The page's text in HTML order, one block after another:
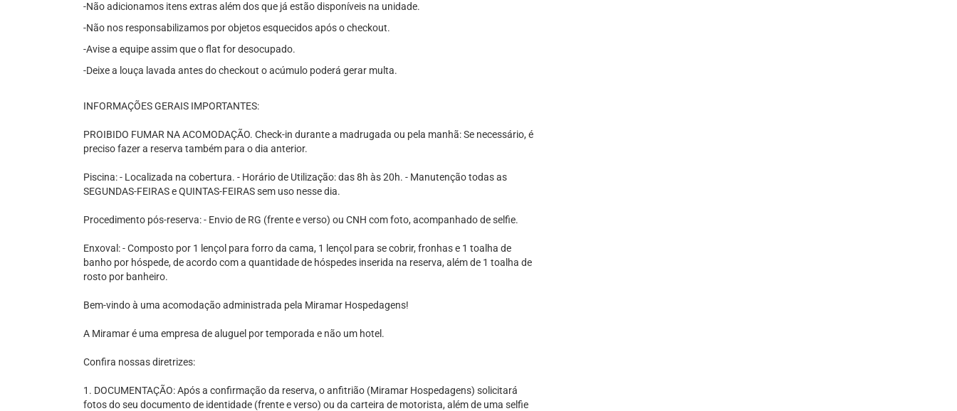
-Não adicionamos itens extras além dos que já estão disponíveis na unidade.
-Não nos responsabilizamos por objetos esquecidos após o checkout.
-Avise a equipe assim que o flat for desocupado.
-Deixe a louça lavada antes do checkout o acúmulo poderá gerar multa.
INFORMAÇÕES GERAIS IMPORTANTES:
PROIBIDO FUMAR NA ACOMODAÇÃO. Check-in durante a madrugada ou pela manhã: Se necessário, é
preciso fazer a reserva também para o dia anterior.
Piscina: - Localizada na cobertura. - Horário de Utilização: das 8h às 20h. - Manutenção todas as
SEGUNDAS-FEIRAS e QUINTAS-FEIRAS sem uso nesse dia.
Procedimento pós-reserva: - Envio de RG (frente e verso) ou CNH com foto, acompanhado de selfie.
Enxoval: - Composto por 1 lençol para forro da cama, 1 lençol para se cobrir, fronhas e 1 toalha de
banho por hóspede, de acordo com a quantidade de hóspedes inserida na reserva, além de 1 toalha de
rosto por banheiro.
Bem-vindo à uma acomodação administrada pela Miramar Hospedagens!
A Miramar é uma empresa de aluguel por temporada e não um hotel.
Confira nossas diretrizes:
1. DOCUMENTAÇÃO: Após a confirmação da reserva, o anfitrião (Miramar Hospedagens) solicitará
fotos do seu documento de identidade (frente e verso) ou da carteira de motorista, além de uma selfie